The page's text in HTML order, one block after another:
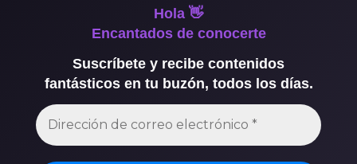
Hola 👋
Encantados de conocerte
Suscríbete y recibe contenidos
fantásticos en tu buzón, todos los días.